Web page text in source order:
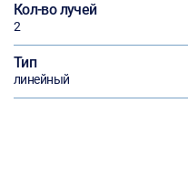
Кол-во лучей
2
Тип
линейный